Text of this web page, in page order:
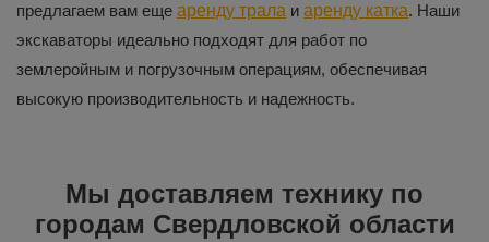
предлагаем вам еще аренду трала и аренду катка. Наши
экскаваторы идеально подходят для работ по
землеройным и погрузочным операциям, обеспечивая
высокую производительность и надежность.
Мы доставляем технику по
городам Свердловской области